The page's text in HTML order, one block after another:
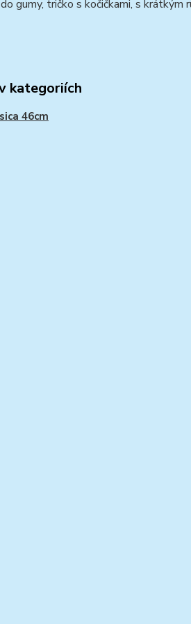
gumy, tričko s kočičkami, s krátkým
kategoriích
46cm